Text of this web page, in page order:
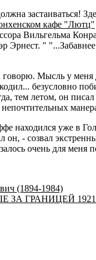
застаиваться!
кафе "Лютц"
Вильгельма
Эрнест. "
говорю. Мысль у
безусловно
тем летом, он
находился уже в
он, - созвал
очень для
(1894-1984)
ЗА ГРАНИЦЕЙ 1921